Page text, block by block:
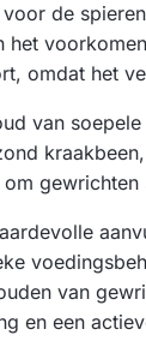
de
het
omdat het
van
van
en een